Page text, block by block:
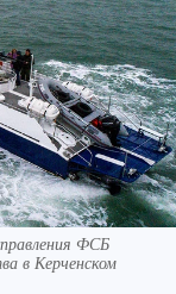
ФСБ
в Керченском